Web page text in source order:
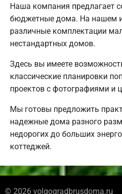
Наша компания предлагает
бюджетные дома. На нашем
различные комплектации
нестандартных домов.
Здесь вы имеете
классические планировки
проектов с фотографиями и
Мы готовы предложить
надежные дома разного
недорогих до больших
коттеджей.
© 2026 volgogradbrusdoma.ru